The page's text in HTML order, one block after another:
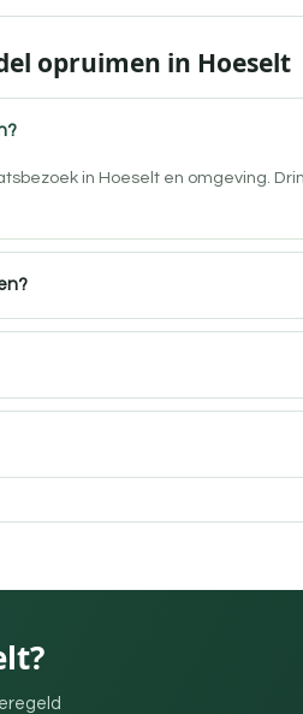
opruimen in Hoeselt
in Hoeselt en omgeving.